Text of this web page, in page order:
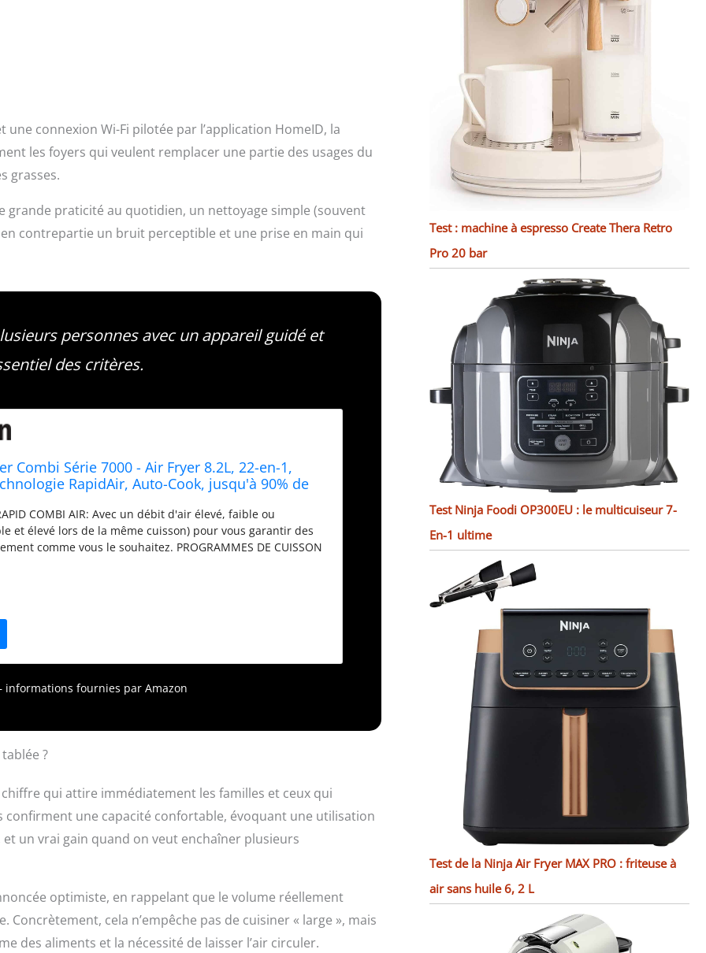
une connexion Wi-Fi pilotée par l’application HomeID, la
les foyers qui veulent remplacer une partie des usages du
grasses.
praticité au quotidien, un nettoyage simple (souvent
contrepartie un bruit perceptible et une prise en main qui
personnes avec un appareil guidé et
des critères.
Combi Série 7000 - Air Fryer 8.2L, 22-en-1,
RapidAir, Auto-Cook, jusqu'à 90% de
COMBI AIR: Avec un débit d'air élevé, faible ou
et élevé lors de la même cuisson) pour vous garantir des
comme vous le souhaitez. PROGRAMMES DE CUISSON
les réglages pour une cuisson parfaite à
D'ÉNERGIE : Cuisinez jusqu'à 50 % plus vite et
TYPES DE CUISSON 22-EN-1 : Avec l'Air Fryer, il est facile de
griller, rôtir, déshydrater, braiser, cuire sous vide et bien
PLUS D'IDÉES : Laissez-vous inspirer par les nombreuses
fournies par Amazon
?
qui attire immédiatement les familles et ceux qui
une capacité confortable, évoquant une utilisation
un vrai gain quand on veut enchaîner plusieurs
optimiste, en rappelant que le volume réellement
cela n’empêche pas de cuisiner « large », mais
des aliments et la nécessité de laisser l’air circuler.
Test : machine à espresso Create Thera Retro
Pro 20 bar
Test Ninja Foodi OP300EU : le multicuiseur 7-
En-1 ultime
Test de la Ninja Air Fryer MAX PRO : friteuse à
air sans huile 6, 2 L